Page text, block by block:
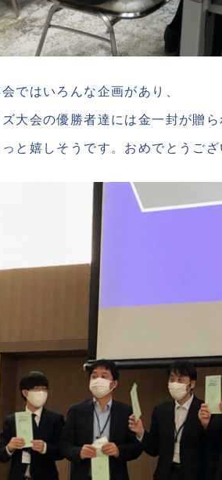
ではいろんな企画があり、
ズ大会の優勝者達には金一封が贈
と嬉しそうです。おめでとうご